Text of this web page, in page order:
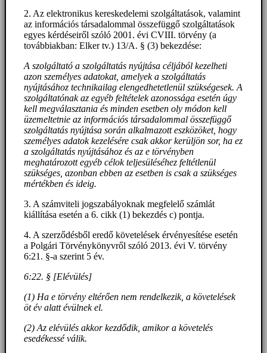
2. Az elektronikus kereskedelemi szolgáltatások, valamint
az információs társadalommal összefüggő szolgáltatások
egyes kérdéseiről szóló 2001. évi CVIII. törvény (a
továbbiakban: Elker tv.) 13/A. § (3) bekezdése:
A szolgáltató a szolgáltatás nyújtása céljából kezelheti
azon személyes adatokat, amelyek a szolgáltatás
nyújtásához technikailag elengedhetetlenül szükségesek. A
szolgáltatónak az egyéb feltételek azonossága esetén úgy
kell megválasztania és minden esetben oly módon kell
üzemeltetnie az információs társadalommal összefüggő
szolgáltatás nyújtása során alkalmazott eszközöket, hogy
személyes adatok kezelésére csak akkor kerüljön sor, ha ez
a szolgáltatás nyújtásához és az e törvényben
meghatározott egyéb célok teljesüléséhez feltétlenül
szükséges, azonban ebben az esetben is csak a szükséges
mértékben és ideig.
3. A számviteli jogszabályoknak megfelelő számlát
kiállítása esetén a 6. cikk (1) bekezdés c) pontja.
4. A szerződésből eredő követelések érvényesítése esetén
a Polgári Törvénykönyvről szóló 2013. évi V. törvény
6:21. §-a szerint 5 év.
6:22. § [Elévülés]
(1) Ha e törvény eltérően nem rendelkezik, a követelések
öt év alatt évülnek el.
(2) Az elévülés akkor kezdődik, amikor a követelés
esedékessé válik.